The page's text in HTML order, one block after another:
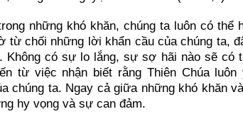
những khó khăn, chúng ta luôn có thể
từ chối những lời khẩn cầu của chúng ta,
Không có sự lo lắng, sự sợ hãi nào sẽ có
từ việc nhận biết rằng Thiên Chúa
chúng ta. Ngay cả giữa những khó khăn
hy vọng và sự can đảm.